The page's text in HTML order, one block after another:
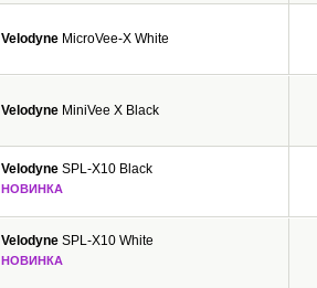
Velodyne MicroVee-X White
Velodyne MiniVee X Black
Velodyne SPL-X10 Black
НОВИНКА
Velodyne SPL-X10 White
НОВИНКА